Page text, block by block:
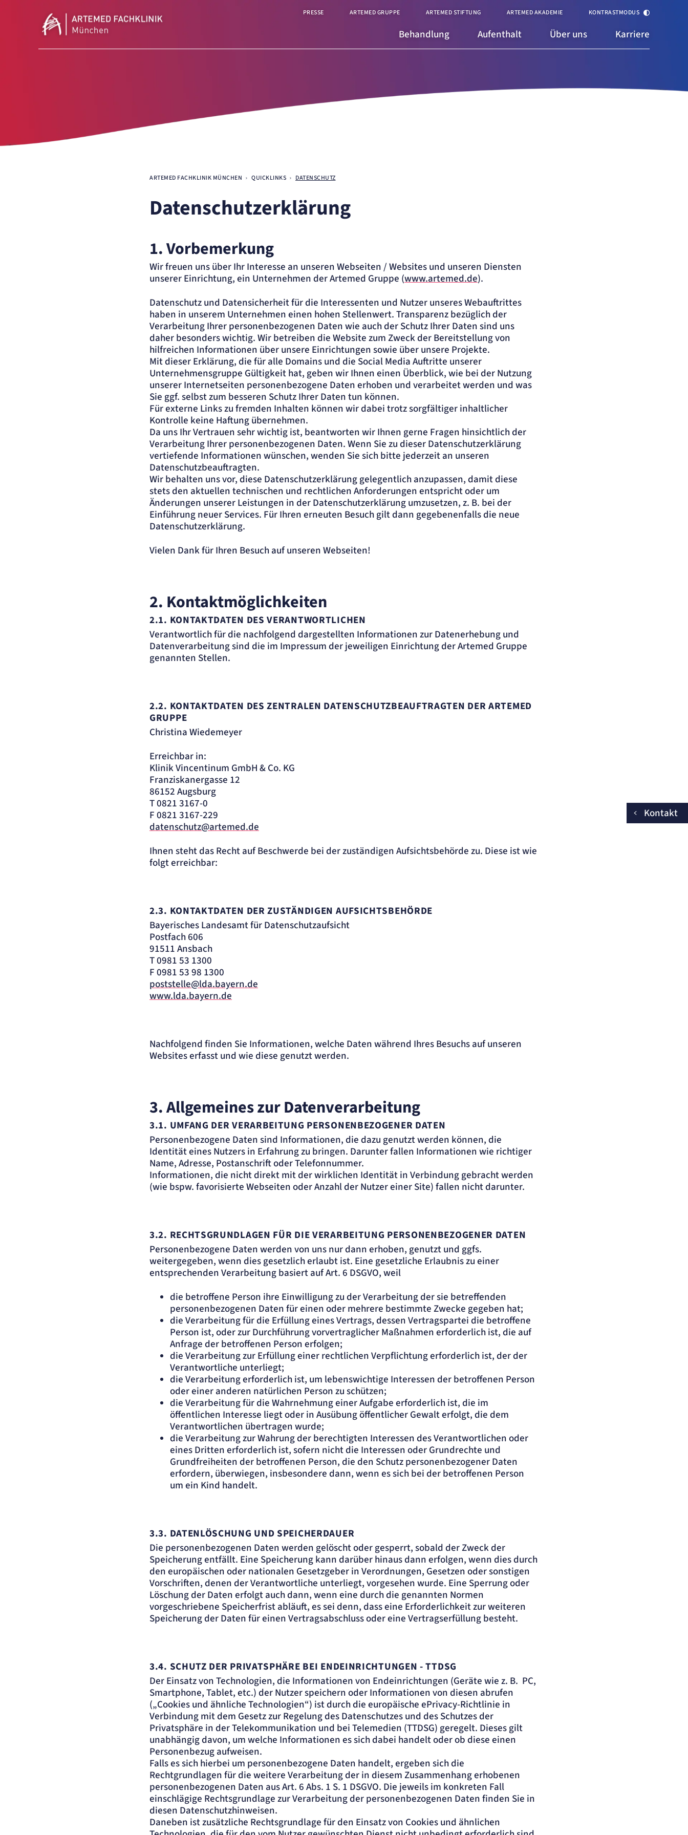
Behandlung Aufenthalt Über uns Karriere
PRESSE ARTEMED GRUPPE ARTEMED STIFTUNG ARTEMED AKADEMIE KONTRASTMODUS
ARTEMED FACHKLINIK MÜNCHEN QUICKLINKS DATENSCHUTZ
Datenschutzerklärung
1. Vorbemerkung
Wir freuen uns über Ihr Interesse an unseren Webseiten / Websites und unseren Diensten
unserer Einrichtung, ein Unternehmen der Artemed Gruppe (www.artemed.de).
Datenschutz und Datensicherheit für die Interessenten und Nutzer unseres Webauftrittes
haben in unserem Unternehmen einen hohen Stellenwert. Transparenz bezüglich der
Verarbeitung Ihrer personenbezogenen Daten wie auch der Schutz Ihrer Daten sind uns
daher besonders wichtig. Wir betreiben die Website zum Zweck der Bereitstellung von
hilfreichen Informationen über unsere Einrichtungen sowie über unsere Projekte.
Mit dieser Erklärung, die für alle Domains und die Social Media Auftritte unserer
Unternehmensgruppe Gültigkeit hat, geben wir Ihnen einen Überblick, wie bei der Nutzung
unserer Internetseiten personenbezogene Daten erhoben und verarbeitet werden und was
Sie ggf. selbst zum besseren Schutz Ihrer Daten tun können.
Für externe Links zu fremden Inhalten können wir dabei trotz sorgfältiger inhaltlicher
Kontrolle keine Haftung übernehmen.
Da uns Ihr Vertrauen sehr wichtig ist, beantworten wir Ihnen gerne Fragen hinsichtlich der
Verarbeitung Ihrer personenbezogenen Daten. Wenn Sie zu dieser Datenschutzerklärung
vertiefende Informationen wünschen, wenden Sie sich bitte jederzeit an unseren
Datenschutzbeauftragten.
Wir behalten uns vor, diese Datenschutzerklärung gelegentlich anzupassen, damit diese
stets den aktuellen technischen und rechtlichen Anforderungen entspricht oder um
Änderungen unserer Leistungen in der Datenschutzerklärung umzusetzen, z. B. bei der
Einführung neuer Services. Für Ihren erneuten Besuch gilt dann gegebenenfalls die neue
Datenschutzerklärung.
Vielen Dank für Ihren Besuch auf unseren Webseiten!
2. Kontaktmöglichkeiten
2.1. KONTAKTDATEN DES VERANTWORTLICHEN
Verantwortlich für die nachfolgend dargestellten Informationen zur Datenerhebung und
Datenverarbeitung sind die im Impressum der jeweiligen Einrichtung der Artemed Gruppe
genannten Stellen.
2.2. KONTAKTDATEN DES ZENTRALEN DATENSCHUTZBEAUFTRAGTEN DER ARTEMED
GRUPPE
Christina Wiedemeyer
Erreichbar in:
Klinik Vincentinum GmbH & Co. KG
Franziskanergasse 12
86152 Augsburg
T 0821 3167-0
F 0821 3167-229
datenschutz@artemed.de
Ihnen steht das Recht auf Beschwerde bei der zuständigen Aufsichtsbehörde zu. Diese ist wie
folgt erreichbar:
2.3. KONTAKTDATEN DER ZUSTÄNDIGEN AUFSICHTSBEHÖRDE
Bayerisches Landesamt für Datenschutzaufsicht
Postfach 606
91511 Ansbach
T 0981 53 1300
F 0981 53 98 1300
poststelle@lda.bayern.de
www.lda.bayern.de
Nachfolgend finden Sie Informationen, welche Daten während Ihres Besuchs auf unseren
Websites erfasst und wie diese genutzt werden.
3. Allgemeines zur Datenverarbeitung
3.1. UMFANG DER VERARBEITUNG PERSONENBEZOGENER DATEN
Personenbezogene Daten sind Informationen, die dazu genutzt werden können, die
Identität eines Nutzers in Erfahrung zu bringen. Darunter fallen Informationen wie richtiger
Name, Adresse, Postanschrift oder Telefonnummer.
Informationen, die nicht direkt mit der wirklichen Identität in Verbindung gebracht werden
(wie bspw. favorisierte Webseiten oder Anzahl der Nutzer einer Site) fallen nicht darunter.
3.2. RECHTSGRUNDLAGEN FÜR DIE VERARBEITUNG PERSONENBEZOGENER DATEN
Personenbezogene Daten werden von uns nur dann erhoben, genutzt und ggfs.
weitergegeben, wenn dies gesetzlich erlaubt ist. Eine gesetzliche Erlaubnis zu einer
entsprechenden Verarbeitung basiert auf Art. 6 DSGVO, weil
die betroffene Person ihre Einwilligung zu der Verarbeitung der sie betreffenden
personenbezogenen Daten für einen oder mehrere bestimmte Zwecke gegeben hat;
die Verarbeitung für die Erfüllung eines Vertrags, dessen Vertragspartei die betroffene
Person ist, oder zur Durchführung vorvertraglicher Maßnahmen erforderlich ist, die auf
Anfrage der betroffenen Person erfolgen;
die Verarbeitung zur Erfüllung einer rechtlichen Verpflichtung erforderlich ist, der der
Verantwortliche unterliegt;
die Verarbeitung erforderlich ist, um lebenswichtige Interessen der betroffenen Person
oder einer anderen natürlichen Person zu schützen;
die Verarbeitung für die Wahrnehmung einer Aufgabe erforderlich ist, die im
öffentlichen Interesse liegt oder in Ausübung öffentlicher Gewalt erfolgt, die dem
Verantwortlichen übertragen wurde;
die Verarbeitung zur Wahrung der berechtigten Interessen des Verantwortlichen oder
eines Dritten erforderlich ist, sofern nicht die Interessen oder Grundrechte und
Grundfreiheiten der betroffenen Person, die den Schutz personenbezogener Daten
erfordern, überwiegen, insbesondere dann, wenn es sich bei der betroffenen Person
um ein Kind handelt.
3.3. DATENLÖSCHUNG UND SPEICHERDAUER
Die personenbezogenen Daten werden gelöscht oder gesperrt, sobald der Zweck der
Speicherung entfällt. Eine Speicherung kann darüber hinaus dann erfolgen, wenn dies durch
den europäischen oder nationalen Gesetzgeber in Verordnungen, Gesetzen oder sonstigen
Vorschriften, denen der Verantwortliche unterliegt, vorgesehen wurde. Eine Sperrung oder
Löschung der Daten erfolgt auch dann, wenn eine durch die genannten Normen
vorgeschriebene Speicherfrist abläuft, es sei denn, dass eine Erforderlichkeit zur weiteren
Speicherung der Daten für einen Vertragsabschluss oder eine Vertragserfüllung besteht.
3.4. SCHUTZ DER PRIVATSPHÄRE BEI ENDEINRICHTUNGEN - TTDSG
Der Einsatz von Technologien, die Informationen von Endeinrichtungen (Geräte wie z. B. PC,
Smartphone, Tablet, etc.) der Nutzer speichern oder Informationen von diesen abrufen
(„Cookies und ähnliche Technologien“) ist durch die europäische ePrivacy-Richtlinie in
Verbindung mit dem Gesetz zur Regelung des Datenschutzes und des Schutzes der
Privatsphäre in der Telekommunikation und bei Telemedien (TTDSG) geregelt. Dieses gilt
unabhängig davon, um welche Informationen es sich dabei handelt oder ob diese einen
Personenbezug aufweisen.
Falls es sich hierbei um personenbezogene Daten handelt, ergeben sich die
Rechtgrundlagen für die weitere Verarbeitung der in diesem Zusammenhang erhobenen
personenbezogenen Daten aus Art. 6 Abs. 1 S. 1 DSGVO. Die jeweils im konkreten Fall
einschlägige Rechtsgrundlage zur Verarbeitung der personenbezogenen Daten finden Sie in
diesen Datenschutzhinweisen.
Daneben ist zusätzliche Rechtsgrundlage für den Einsatz von Cookies und ähnlichen
Kontakt